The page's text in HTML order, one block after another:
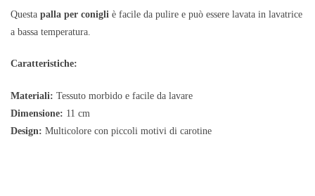
Questa palla per conigli è facile da pulire e può essere lavata in lavatrice
a bassa temperatura.
Caratteristiche:
Materiali: Tessuto morbido e facile da lavare
Dimensione: 11 cm
Design: Multicolore con piccoli motivi di carotine